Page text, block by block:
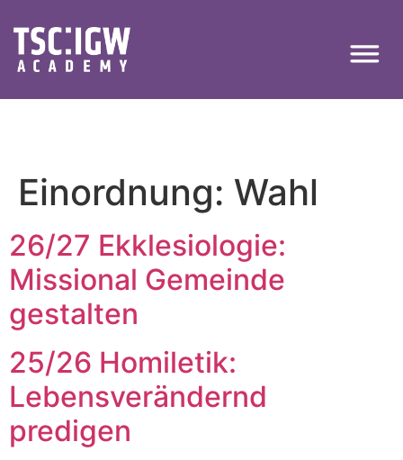
Einordnung: Wahl
26/27 Ekklesiologie:
Missional Gemeinde
gestalten
25/26 Homiletik:
Lebensverändernd
predigen